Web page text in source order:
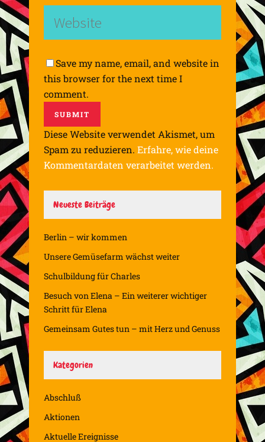
Save my name, email, and website in
this browser for the next time I
comment.
Diese Website verwendet Akismet, um
Spam zu reduzieren. Erfahre, wie deine
Kommentardaten verarbeitet werden.
Neueste Beiträge
Berlin – wir kommen
Unsere Gemüsefarm wächst weiter
Schulbildung für Charles
Besuch von Elena – Ein weiterer wichtiger
Schritt für Elena
Gemeinsam Gutes tun – mit Herz und Genuss
Kategorien
Abschluß
Aktionen
Aktuelle Ereignisse